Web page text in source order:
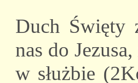
Duch Święty
nas do
w służbie